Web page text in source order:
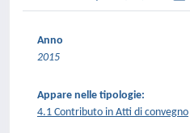
Anno
2015
Appare nelle tipologie:
4.1 Contributo in Atti di convegno